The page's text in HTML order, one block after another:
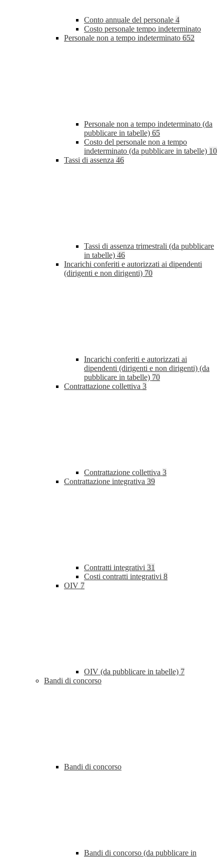
Conto annuale del personale 4
Costo personale tempo indeterminato
Personale non a tempo indeterminato 652
Personale non a tempo indeterminato (da
pubblicare in tabelle) 65
Costo del personale non a tempo
indeterminato (da pubblicare in tabelle) 10
Tassi di assenza 46
Tassi di assenza trimestrali (da pubblicare
in tabelle) 46
Incarichi conferiti e autorizzati ai dipendenti
(dirigenti e non dirigenti) 70
Incarichi conferiti e autorizzati ai
dipendenti (dirigenti e non dirigenti) (da
pubblicare in tabelle) 70
Contrattazione collettiva 3
Contrattazione collettiva 3
Contrattazione integrativa 39
Contratti integrativi 31
Costi contratti integrativi 8
OIV 7
OIV (da pubblicare in tabelle) 7
Bandi di concorso
Bandi di concorso
Bandi di concorso (da pubblicare in